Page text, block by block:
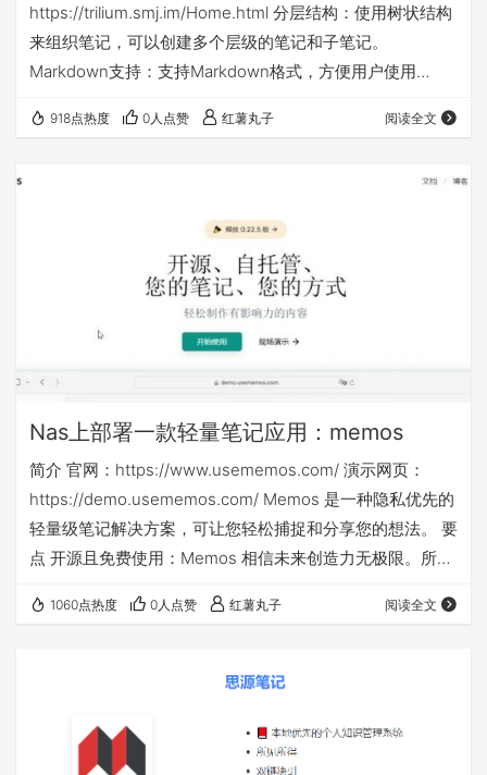
https://trilium.smj.im/Home.html 分层结构：使用树状结构
来组织笔记，可以创建多个层级的笔记和子笔记。
Markdown支持：支持Markdown格式，方便用户使用
签，方便分类和搜索。 搜索功能：强大的搜索功能，支持全
件，如图片、文件等。 加密：提供端到端加密，保护用户数
918点热度 0人点赞 红薯丸子 阅读全文
Nas上部署一款轻量笔记应用：memos
简介 官网：https://www.usememos.com/ 演示网页：
https://demo.usememos.com/ Memos 是一种隐私优先的
轻量级笔记解决方案，可让您轻松捕捉和分享您的想法。 要
点 开源且免费使用：Memos 相信未来创造力无极限。所有
变得简单：使用 Docker 在几秒钟内设置您的实例。享受灵
Markdown 的纯文本：以纯文本形式创建和管理您的笔记，
1060点热度 0人点赞 红薯丸子 阅读全文